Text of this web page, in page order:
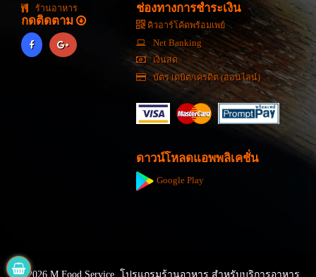
ร้านอาหาร
กดติดตาม
ช่องทางการชำระเงิน
คิวอาร์โค้ดพร้อมเพย์
Net Banking
เงินสด
บัตร เดบิต/เครดิต (ออนไลน์)
ดาวน์โหลดแอพพลิเคชั่น
Google Play
© 2026 M Food Service. โปรแกรมร้านอาหาร สำหรับบริการอาหาร